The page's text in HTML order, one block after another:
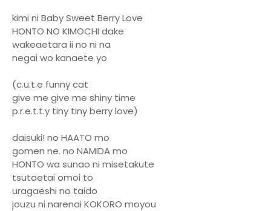
kimi ni Baby Sweet Berry Love
HONTO NO KIMOCHI dake
wakeaetara ii no ni na
negai wo kanaete yo
(c.u.t.e funny cat
give me give me shiny time
p.r.e.t.t.y tiny tiny berry love)
daisuki! no HAATO mo
gomen ne. no NAMIDA mo
HONTO wa sunao ni misetakute
tsutaetai omoi to
uragaeshi no taido
jouzu ni narenai KOKORO moyou